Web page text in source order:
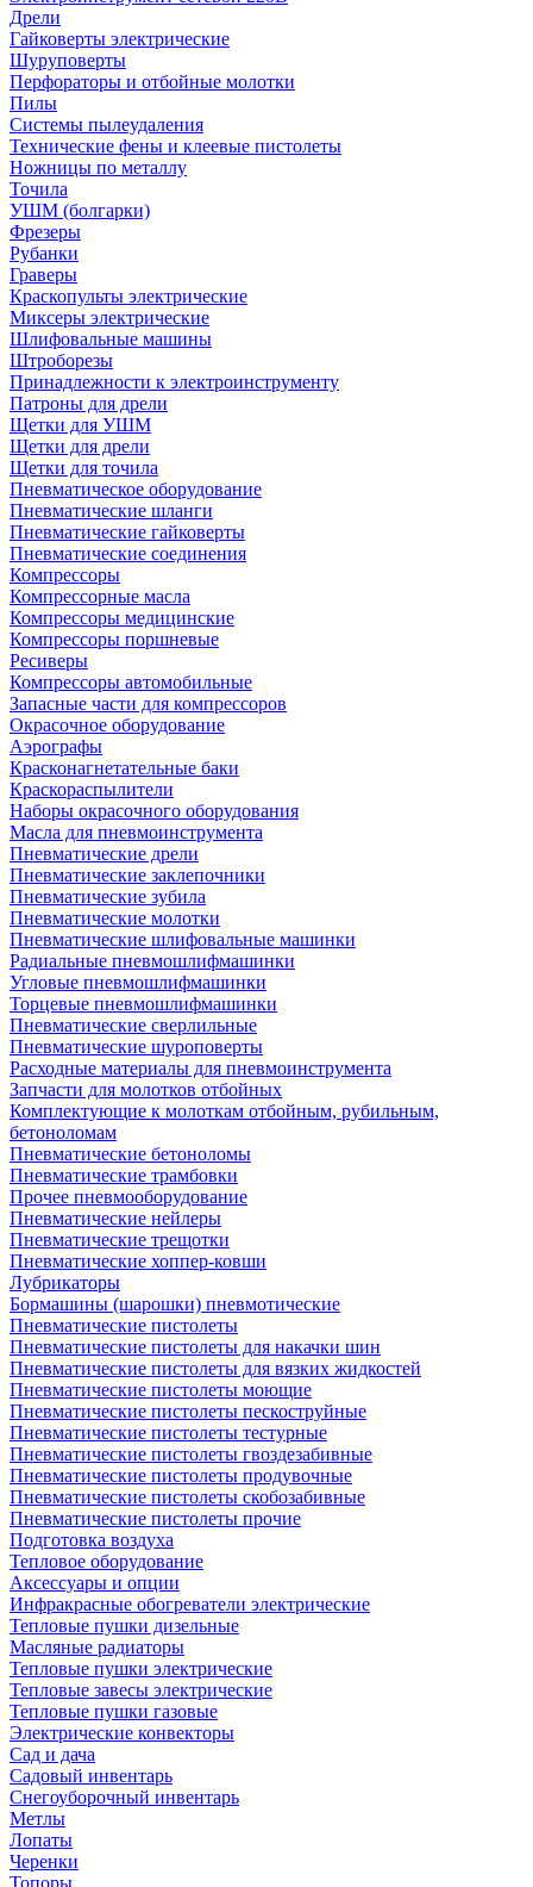
Дрели
Гайковерты электрические
Шуруповерты
Перфораторы и отбойные молотки
Пилы
Системы пылеудаления
Технические фены и клеевые пистолеты
Ножницы по металлу
Точила
УШМ (болгарки)
Фрезеры
Рубанки
Граверы
Краскопульты электрические
Миксеры электрические
Шлифовальные машины
Штроборезы
Принадлежности к электроинструменту
Патроны для дрели
Щетки для УШМ
Щетки для дрели
Щетки для точила
Пневматическое оборудование
Пневматические шланги
Пневматические гайковерты
Пневматические соединения
Компрессоры
Компрессорные масла
Компрессоры медицинские
Компрессоры поршневые
Ресиверы
Компрессоры автомобильные
Запасные части для компрессоров
Окрасочное оборудование
Аэрографы
Красконагнетательные баки
Краскораспылители
Наборы окрасочного оборудования
Масла для пневмоинструмента
Пневматические дрели
Пневматические заклепочники
Пневматические зубила
Пневматические молотки
Пневматические шлифовальные машинки
Радиальные пневмошлифмашинки
Угловые пневмошлифмашинки
Торцевые пневмошлифмашинки
Пневматические сверлильные
Пневматические шуроповерты
Расходные материалы для пневмоинструмента
Запчасти для молотков отбойных
Комплектующие к молоткам отбойным, рубильным,
бетоноломам
Пневматические бетоноломы
Пневматические трамбовки
Прочее пневмооборудование
Пневматические нейлеры
Пневматические трещотки
Пневматические хоппер-ковши
Лубрикаторы
Бормашины (шарошки) пневмотические
Пневматические пистолеты
Пневматические пистолеты для накачки шин
Пневматические пистолеты для вязких жидкостей
Пневматические пистолеты моющие
Пневматические пистолеты пескоструйные
Пневматические пистолеты тестурные
Пневматические пистолеты гвоздезабивные
Пневматические пистолеты продувочные
Пневматические пистолеты скобозабивные
Пневматические пистолеты прочие
Подготовка воздуха
Тепловое оборудование
Аксессуары и опции
Инфракрасные обогреватели электрические
Тепловые пушки дизельные
Масляные радиаторы
Тепловые пушки электрические
Тепловые завесы электрические
Тепловые пушки газовые
Электрические конвекторы
Сад и дача
Садовый инвентарь
Снегоуборочный инвентарь
Метлы
Лопаты
Черенки
Топоры